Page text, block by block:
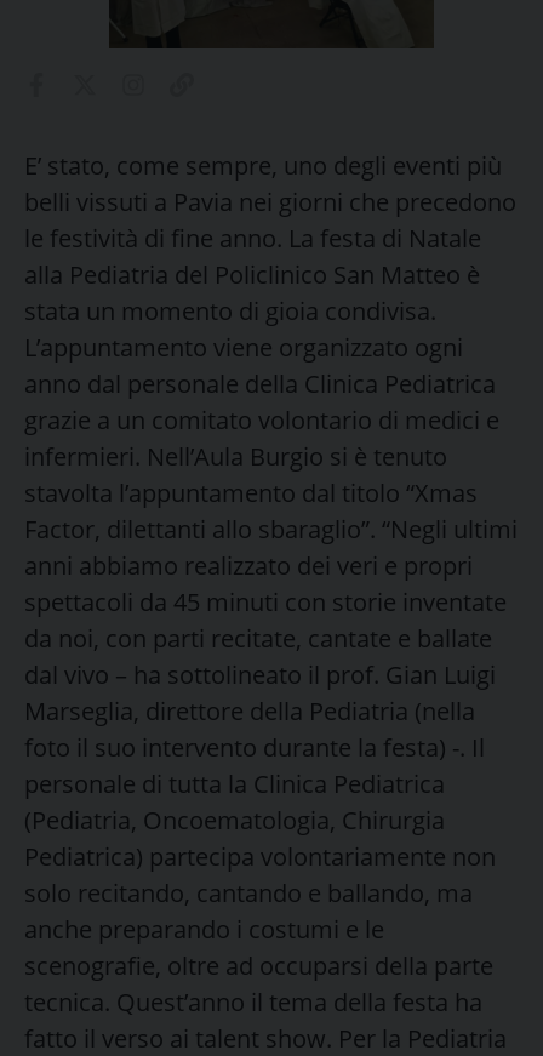
E’ stato, come sempre, uno degli eventi più
belli vissuti a Pavia nei giorni che precedono
le festività di fine anno. La festa di Natale
alla Pediatria del Policlinico San Matteo è
stata un momento di gioia condivisa.
L’appuntamento viene organizzato ogni
anno dal personale della Clinica Pediatrica
grazie a un comitato volontario di medici e
infermieri. Nell’Aula Burgio si è tenuto
stavolta l’appuntamento dal titolo “Xmas
Factor, dilettanti allo sbaraglio”. “Negli ultimi
anni abbiamo realizzato dei veri e propri
spettacoli da 45 minuti con storie inventate
da noi, con parti recitate, cantate e ballate
dal vivo – ha sottolineato il prof. Gian Luigi
Marseglia, direttore della Pediatria (nella
foto il suo intervento durante la festa) -. Il
personale di tutta la Clinica Pediatrica
(Pediatria, Oncoematologia, Chirurgia
Pediatrica) partecipa volontariamente non
solo recitando, cantando e ballando, ma
anche preparando i costumi e le
scenografie, oltre ad occuparsi della parte
tecnica. Quest’anno il tema della festa ha
fatto il verso ai talent show. Per la Pediatria